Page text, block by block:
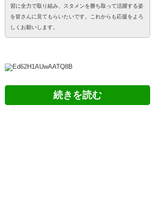
習に全力で取り組み、スタメンを勝ち取って活躍する姿
を皆さんに見てもらいたいです。これからも応援をよろ
しくお願いします。